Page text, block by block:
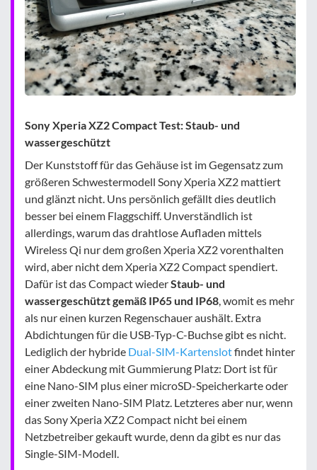
Sony Xperia XZ2 Compact Test: Staub- und
wassergeschützt
Der Kunststoff für das Gehäuse ist im Gegensatz zum
größeren Schwestermodell Sony Xperia XZ2 mattiert
und glänzt nicht. Uns persönlich gefällt dies deutlich
besser bei einem Flaggschiff. Unverständlich ist
allerdings, warum das drahtlose Aufladen mittels
Wireless Qi nur dem großen Xperia XZ2 vorenthalten
wird, aber nicht dem Xperia XZ2 Compact spendiert.
Dafür ist das Compact wiederStaub- und
wassergeschützt gemäß IP65 und IP68 , womit es mehr
als nur einen kurzen Regenschauer aushält. Extra
Abdichtungen für die USB-Typ-C-Buchse gibt es nicht.
Lediglich der hybride Dual-SIM-Kartenslotfindet hinter
einer Abdeckung mit Gummierung Platz: Dort ist für
eine Nano-SIM plus einer microSD-Speicherkarte oder
einer zweiten Nano-SIM Platz. Letzteres aber nur, wenn
das Sony Xperia XZ2 Compact nicht bei einem
Netzbetreiber gekauft wurde, denn da gibt es nur das
Single-SIM-Modell.